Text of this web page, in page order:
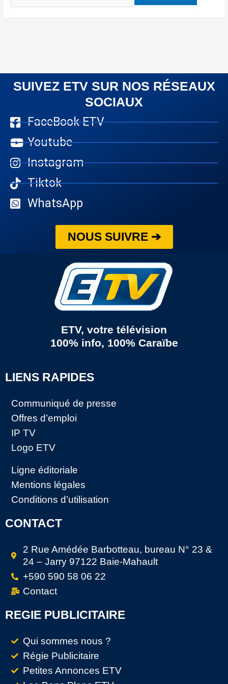
SUIVEZ ETV SUR NOS RÉSEAUX
SOCIAUX
FaceBook ETV
Youtube
Instagram
Tiktok
WhatsApp
NOUS SUIVRE ➔
ETV, votre télévision
100% info, 100% Caraïbe
LIENS RAPIDES
Communiqué de presse
Offres d’emploi
IP TV
Logo ETV
Ligne éditoriale
Mentions légales
Conditions d’utilisation
CONTACT
2 Rue Amédée Barbotteau, bureau N° 23 &
24 – Jarry 97122 Baie-Mahault
+590 590 58 06 22
Contact
REGIE PUBLICITAIRE
Qui sommes nous ?
Régie Publicitaire
Petites Annonces ETV